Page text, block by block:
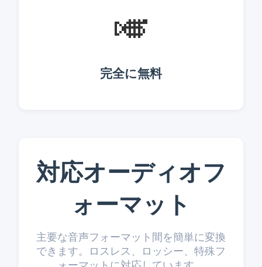
🎺
完全に無料
対応オーディオフ
ォーマット
主要な音声フォーマット間を簡単に変換
できます。ロスレス、ロッシー、特殊フ